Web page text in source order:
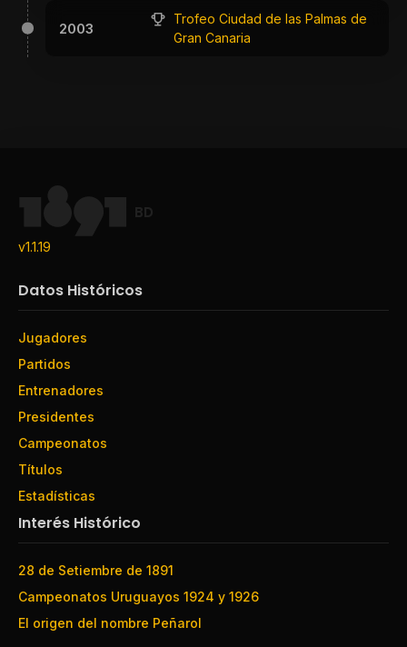
2003
Trofeo Ciudad de las Palmas de
Gran Canaria
BD
v1.1.19
Datos Históricos
Jugadores
Partidos
Entrenadores
Presidentes
Campeonatos
Títulos
Estadísticas
Interés Histórico
28 de Setiembre de 1891
Campeonatos Uruguayos 1924 y 1926
El origen del nombre Peñarol